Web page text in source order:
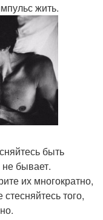
жить.
быть
бывает.
их многократно,
того,